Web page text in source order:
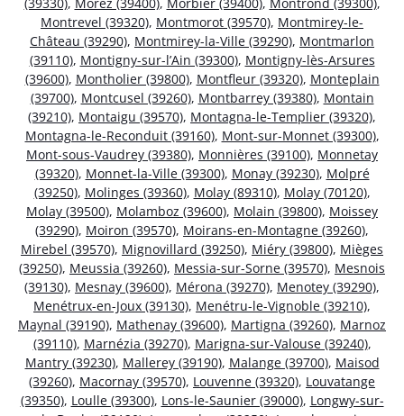
Montrevel (39320), Montmorot (39570), Montmirey-le-
Château (39290), Montmirey-la-Ville (39290), Montmarlon
(39110), Montigny-sur-l’Ain (39300), Montigny-lès-Arsures
(39600), Montholier (39800), Montfleur (39320), Monteplain
(39700), Montcusel (39260), Montbarrey (39380), Montain
(39210), Montaigu (39570), Montagna-le-Templier (39320),
Montagna-le-Reconduit (39160), Mont-sur-Monnet (39300),
Mont-sous-Vaudrey (39380), Monnières (39100), Monnetay
(39320), Monnet-la-Ville (39300), Monay (39230), Molpré
(39250), Molinges (39360), Molay (89310), Molay (70120),
Molay (39500), Molamboz (39600), Molain (39800), Moissey
(39290), Moiron (39570), Moirans-en-Montagne (39260),
Mirebel (39570), Mignovillard (39250), Miéry (39800), Mièges
(39250), Meussia (39260), Messia-sur-Sorne (39570), Mesnois
(39130), Mesnay (39600), Mérona (39270), Menotey (39290),
Menétrux-en-Joux (39130), Menétru-le-Vignoble (39210),
Maynal (39190), Mathenay (39600), Martigna (39260), Marnoz
(39110), Marnézia (39270), Marigna-sur-Valouse (39240),
Mantry (39230), Mallerey (39190), Malange (39700), Maisod
(39260), Macornay (39570), Louvenne (39320), Louvatange
(39350), Loulle (39300), Lons-le-Saunier (39000), Longwy-sur-